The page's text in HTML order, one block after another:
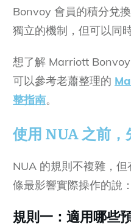
Bonvoy 會員的積分兌
獨立的機制，但可以同
想了解 Marriott Bonvoy
可以參考老蕭整理的
整指南。
使用 NUA 之前
NUA 的規則不複雜，
條最影響實際操作的說：
規則一：適用哪些